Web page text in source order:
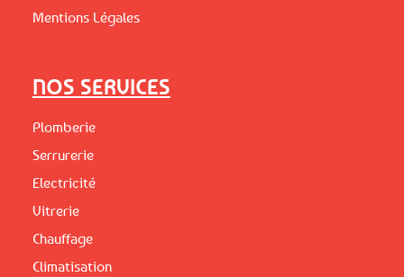
Mentions Légales
NOS SERVICES
Plomberie
Serrurerie
Electricité
Vitrerie
Chauffage
Climatisation